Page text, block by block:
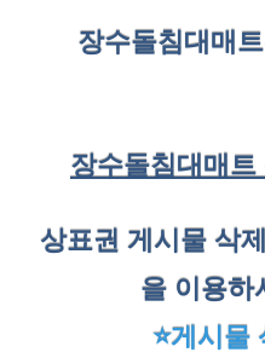
장수돌침대매트
장수돌침대매트
상표권 게시물 삭
을 이용하
⭐게시물